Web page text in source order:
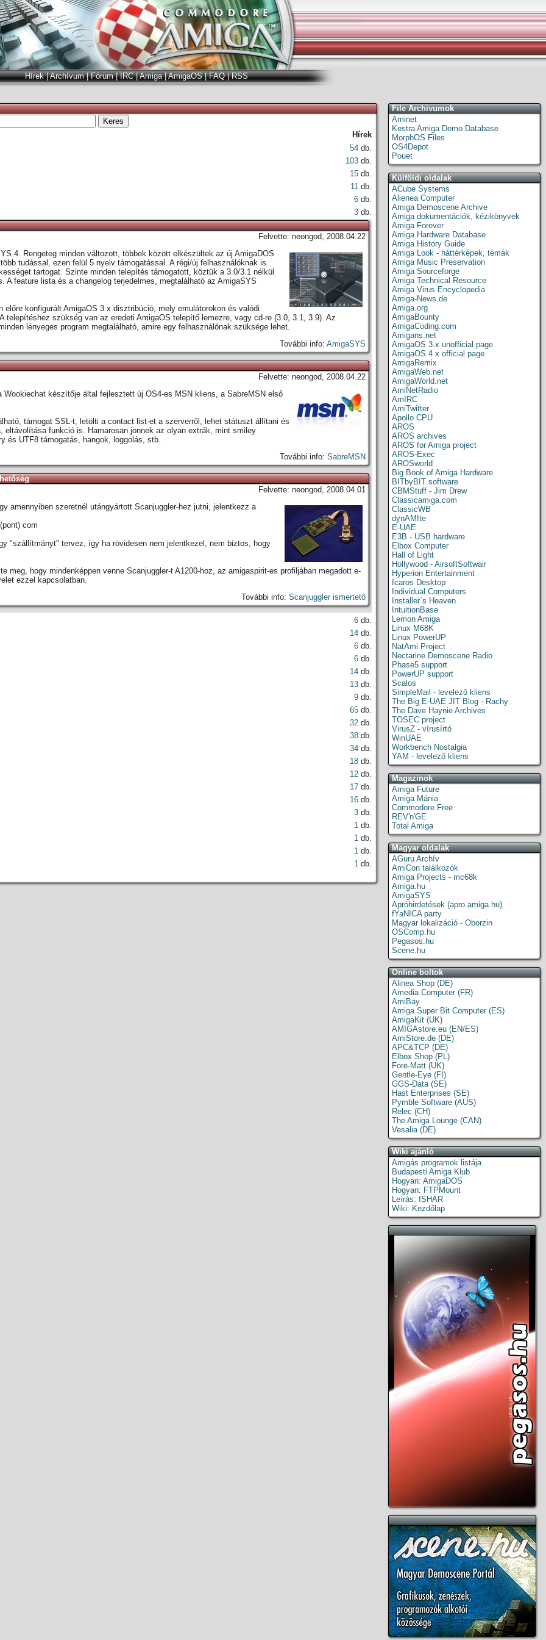
Hírek|Archívum|Fórum|IRC|Amiga|AmigaOS|FAQ|RSS
Hírek
54 db.
103 db.
15 db.
11 db.
6 db.
3 db.
Felvette: neongod, 2008.04.22
4. Rengeteg minden változott, többek között elkészültek az új AmigaDOS
tudással, ezen felül 5 nyelv támogatással. A régi/új felhasználóknak is
tartogat. Szinte minden telepítés támogatott, köztük a 3.0/3.1 nélkül
A feature lista és a changelog terjedelmes, megtalálható az AmigaSYS
előre konfigurált AmigaOS 3.x disztribúció, mely emulátorokon és valódi
telepítéshez szükség van az eredeti AmigaOS telepítő lemezre, vagy cd-re (3.0, 3.1, 3.9). Az
lényeges program megtalálható, amire egy felhasználónak szüksége lehet.
További info: AmigaSYS
Felvette: neongod, 2008.04.22
Wookiechat készítője által fejlesztett új OS4-es MSN kliens, a SabreMSN első
támogat SSL-t, letölti a contact list-et a szerverről, lehet státuszt állítani és
eltávolítása funkció is. Hamarosan jönnek az olyan extrák, mint smiley
és UTF8 támogatás, hangok, loggolás, stb.
További info: SabreMSN
Felvette: neongod, 2008.04.01
amennyiben szeretnél utángyártott Scanjuggler-hez jutni, jelentkezz a
com
"szállítmányt" tervez, így ha rövidesen nem jelentkezel, nem biztos, hogy
meg, hogy mindenképpen venne Scanjuggler-t A1200-hoz, az amigaspirit-es profiljában megadott e-
ezzel kapcsolatban.
További info: Scanjuggler ismertető
6 db.
14 db.
6 db.
6 db.
14 db.
13 db.
9 db.
65 db.
32 db.
38 db.
34 db.
18 db.
12 db.
17 db.
16 db.
3 db.
1 db.
1 db.
1 db.
1 db.
File Archivumok
Aminet
Kestra Amiga Demo Database
MorphOS Files
OS4Depot
Pouet
Külföldi oldalak
ACube Systems
Alienea Computer
Amiga Demoscene Archive
Amiga dokumentációk, kézikönyvek
Amiga Forever
Amiga Hardware Database
Amiga History Guide
Amiga Look - háttérképek, témák
Amiga Music Preservation
Amiga Sourceforge
Amiga Technical Resource
Amiga Virus Encyclopedia
Amiga-News.de
Amiga.org
AmigaBounty
AmigaCoding.com
Amigans.net
AmigaOS 3.x unofficial page
AmigaOS 4.x official page
AmigaRemix
AmigaWeb.net
AmigaWorld.net
AmiNetRadio
AmIRC
AmiTwitter
Apollo CPU
AROS
AROS archives
AROS for Amiga project
AROS-Exec
AROSworld
Big Book of Amiga Hardware
BITbyBIT software
CBMStuff - Jim Drew
Classicamiga.com
ClassicWB
dynAMIte
E-UAE
E3B - USB hardware
Elbox Computer
Hall of Light
Hollywood - AirsoftSoftwair
Hyperion Entertainment
Icaros Desktop
Individual Computers
Installer`s Heaven
IntuitionBase
Lemon Amiga
Linux M68K
Linux PowerUP
NatAmi Project
Nectarine Demoscene Radio
Phase5 support
PowerUP support
Scalos
SimpleMail - levelező kliens
The Big E-UAE JIT Blog - Rachy
The Dave Haynie Archives
TOSEC project
VirusZ - vírusírtó
WinUAE
Workbench Nostalgia
YAM - levelező kliens
Magazinok
Amiga Future
Amiga Mánia
Commodore Free
REV'n'GE
Total Amiga
Magyar oldalak
AGuru Archív
AmiCon találkozók
Amiga Projects - mc68k
Amiga.hu
AmigaSYS
Apróhirdetések (apro.amiga.hu)
fYaNICA party
Magyar lokalizáció - Oborzin
OSComp.hu
Pegasos.hu
Scene.hu
Online boltok
Alinea Shop (DE)
Amedia Computer (FR)
AmiBay
Amiga Super Bit Computer (ES)
AmigaKit (UK)
AMIGAstore.eu (EN/ES)
AmiStore.de (DE)
APC&TCP (DE)
Elbox Shop (PL)
Fore-Matt (UK)
Gentle-Eye (FI)
GGS-Data (SE)
Hast Enterprises (SE)
Pymble Software (AUS)
Relec (CH)
The Amiga Lounge (CAN)
Vesalia (DE)
Wiki ajánló
Amigás programok listája
Budapesti Amiga Klub
Hogyan: AmigaDOS
Hogyan: FTPMount
Leírás: ISHAR
Wiki: Kezdőlap